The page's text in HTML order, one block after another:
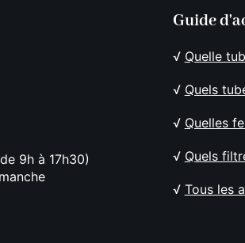
9h à 17h30)
Guide
√ Quelle
√ Quels
√ Quelles
√ Quels
√ Tous les